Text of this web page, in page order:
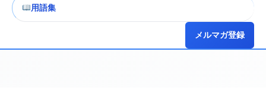
用語集
メルマガ登録